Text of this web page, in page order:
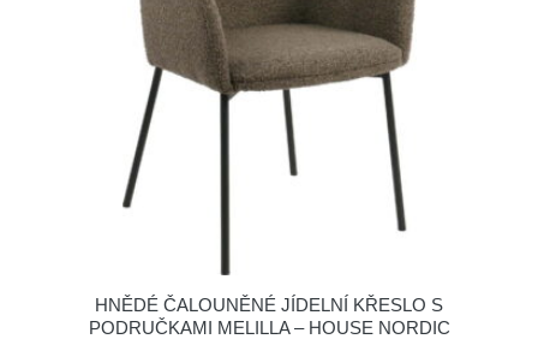
HNĚDÉ ČALOUNĚNÉ JÍDELNÍ KŘESLO S
PODRUČKAMI MELILLA – HOUSE NORDIC